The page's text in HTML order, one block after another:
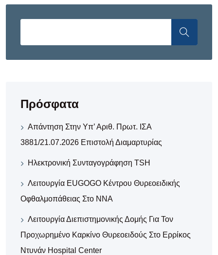
Πρόσφατα
Απάντηση Στην Υπ’ Αριθ. Πρωτ. ΙΣΑ
3881/21.07.2026 Επιστολή Διαμαρτυρίας
Ηλεκτρονική Συνταγογράφηση TSH
Λειτουργία EUGOGO Κέντρου Θυρεοειδικής
Οφθαλμοπάθειας Στο ΝΝΑ
Λειτουργία Διεπιστημονικής Δομής Για Τον
Προχωρημένο Καρκίνο Θυρεοειδούς Στο Ερρίκος
Ντυνάν Hospital Center